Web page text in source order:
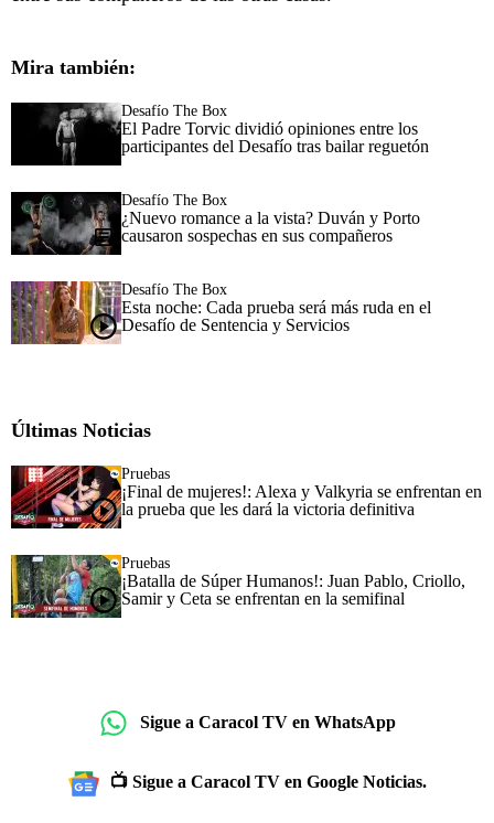
Mira también:
Desafío The Box
El Padre Torvic dividió opiniones entre los
participantes del Desafío tras bailar reguetón
Desafío The Box
¿Nuevo romance a la vista? Duván y Porto
causaron sospechas en sus compañeros
Desafío The Box
Esta noche: Cada prueba será más ruda en el
Desafío de Sentencia y Servicios
Últimas Noticias
Pruebas
¡Final de mujeres!: Alexa y Valkyria se enfrentan en
la prueba que les dará la victoria definitiva
Pruebas
¡Batalla de Súper Humanos!: Juan Pablo, Criollo,
Samir y Ceta se enfrentan en la semifinal
Sigue a Caracol TV en WhatsApp
📺 Sigue a Caracol TV en Google Noticias.